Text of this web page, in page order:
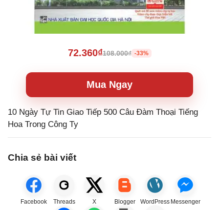
72.360₫108.000₫ -33%
Mua Ngay
10 Ngày Tự Tin Giao Tiếp 500 Câu Đàm Thoại Tiếng
Hoa Trong Công Ty
Chia sẻ bài viết
Facebook Threads X Blogger WordPress Messenger